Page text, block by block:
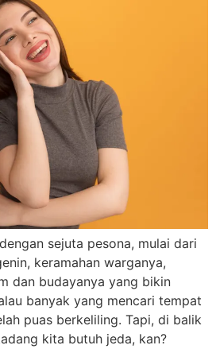
sejuta pesona, mulai dari
keramahan warganya,
dan budayanya yang bikin
banyak yang mencari tempat
puas berkeliling. Tapi, di balik
kita butuh jeda, kan?